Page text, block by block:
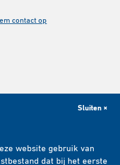
contact op
Sluiten ×
website gebruik van
dat bij het eerste